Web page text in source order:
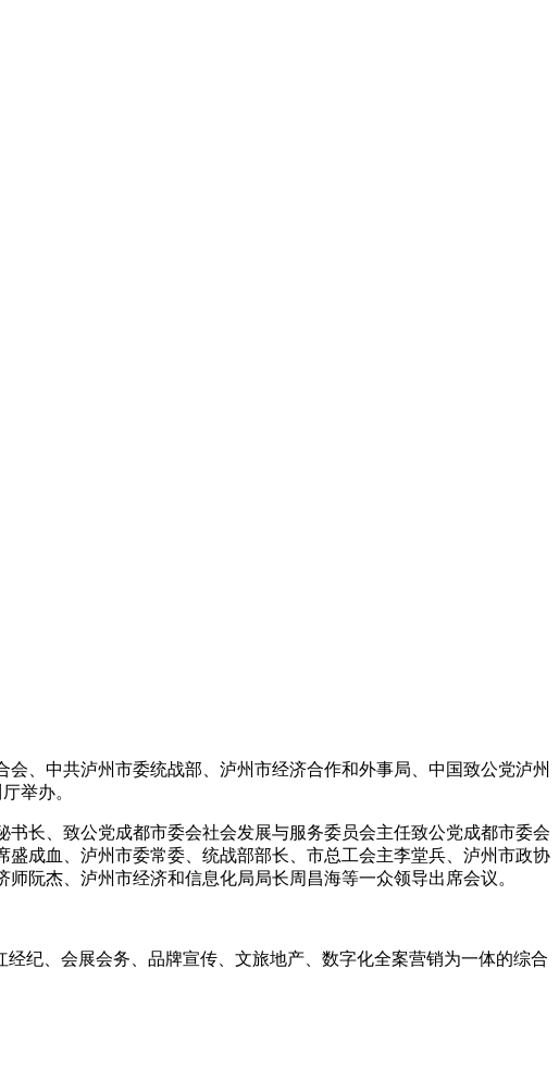
、中共泸州市委统战部、泸州市经济合作和外事局、中国致公党泸州
举办。
长、致公党成都市委会社会发展与服务委员会主任致公党成都市委会
成血、泸州市委常委、统战部部长、市总工会主李堂兵、泸州市政协
阮杰、泸州市经济和信息化局局长周昌海等一众领导出席会议。
、会展会务、品牌宣传、文旅地产、数字化全案营销为一体的综合